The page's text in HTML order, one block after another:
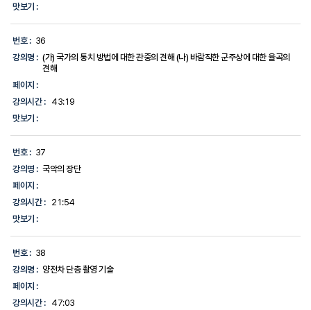
맛보기 :
번호 : 36
강의명 : (가) 국가의 통치 방법에 대한 관중의 견해 (나) 바람직한 군주상에 대한 율곡의
견해
페이지 :
강의시간 :
43:19
맛보기 :
번호 : 37
강의명 : 국악의 장단
페이지 :
강의시간 :
21:54
맛보기 :
번호 : 38
강의명 : 양전차 단층 촬영 기술
페이지 :
강의시간 :
47:03